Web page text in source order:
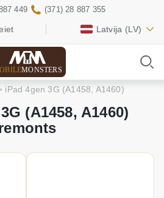
Latvija (LV)
449 (371) 28 887 355
MONSTERS
iPad 4gen 3G (A1458, A1460)
(A1458, A1460)